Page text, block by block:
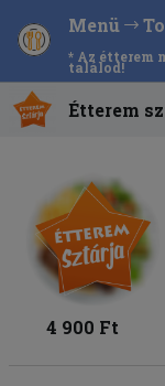
Menü
* Az étterem
találod!
Étterem
4 900 Ft